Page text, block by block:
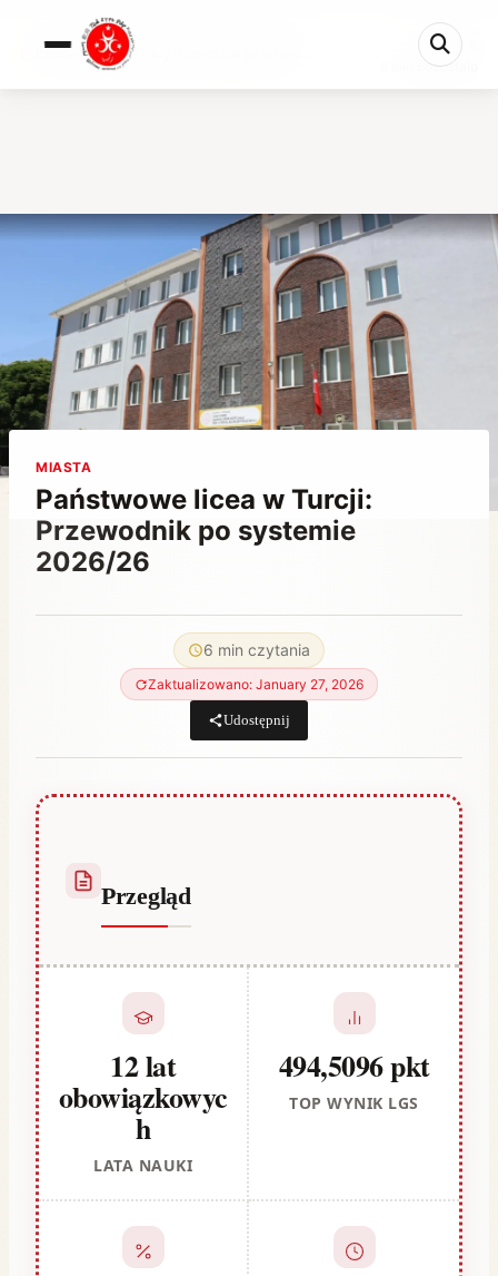
Państwowe licea w Turcji: Przewodnik po systemi...
6 min pozostało
MIASTA
Państwowe licea w Turcji:
Przewodnik po systemie
2026/26
6 min czytania
Zaktualizowano: January 27, 2026
Udostępnij
Przegląd
12 lat
obowiązkowyc
h
LATA NAUKI
494,5096 pkt
TOP WYNIK LGS